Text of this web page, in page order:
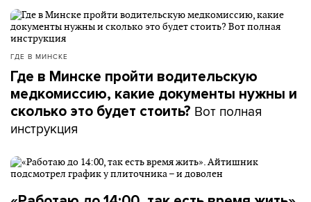
ГДЕ В МИНСКЕ
Где в Минске пройти водительскую
медкомиссию, какие документы нужны и
сколько это будет стоить? Вот полная
инструкция